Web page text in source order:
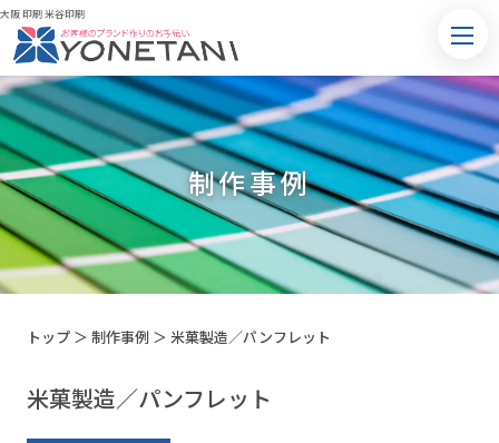
大阪 印刷 米谷印刷
制作事例
トップ ＞ 制作事例 ＞ 米菓製造／パンフレット
米菓製造／パンフレット